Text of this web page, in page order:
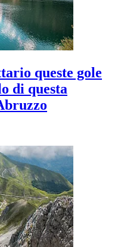
queste gole
di questa